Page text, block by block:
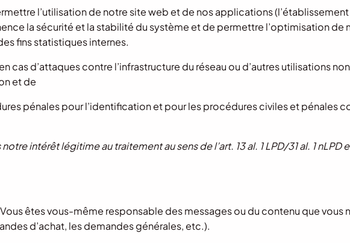
l’utilisation de notre site web et de nos applications (l’établissement
la sécurité et la stabilité du système et de permettre l’optimisation de
fins statistiques internes.
cas d’attaques contre l’infrastructure du réseau ou d’autres utilisations non
et de
pénales pour l’identification et pour les procédures civiles et pénales
intérêt légitime au traitement au sens de l’art. 13 al. 1 LPD/31 al. 1 nLPD
êtes vous-même responsable des messages ou du contenu que vous
d’achat, les demandes générales, etc.).